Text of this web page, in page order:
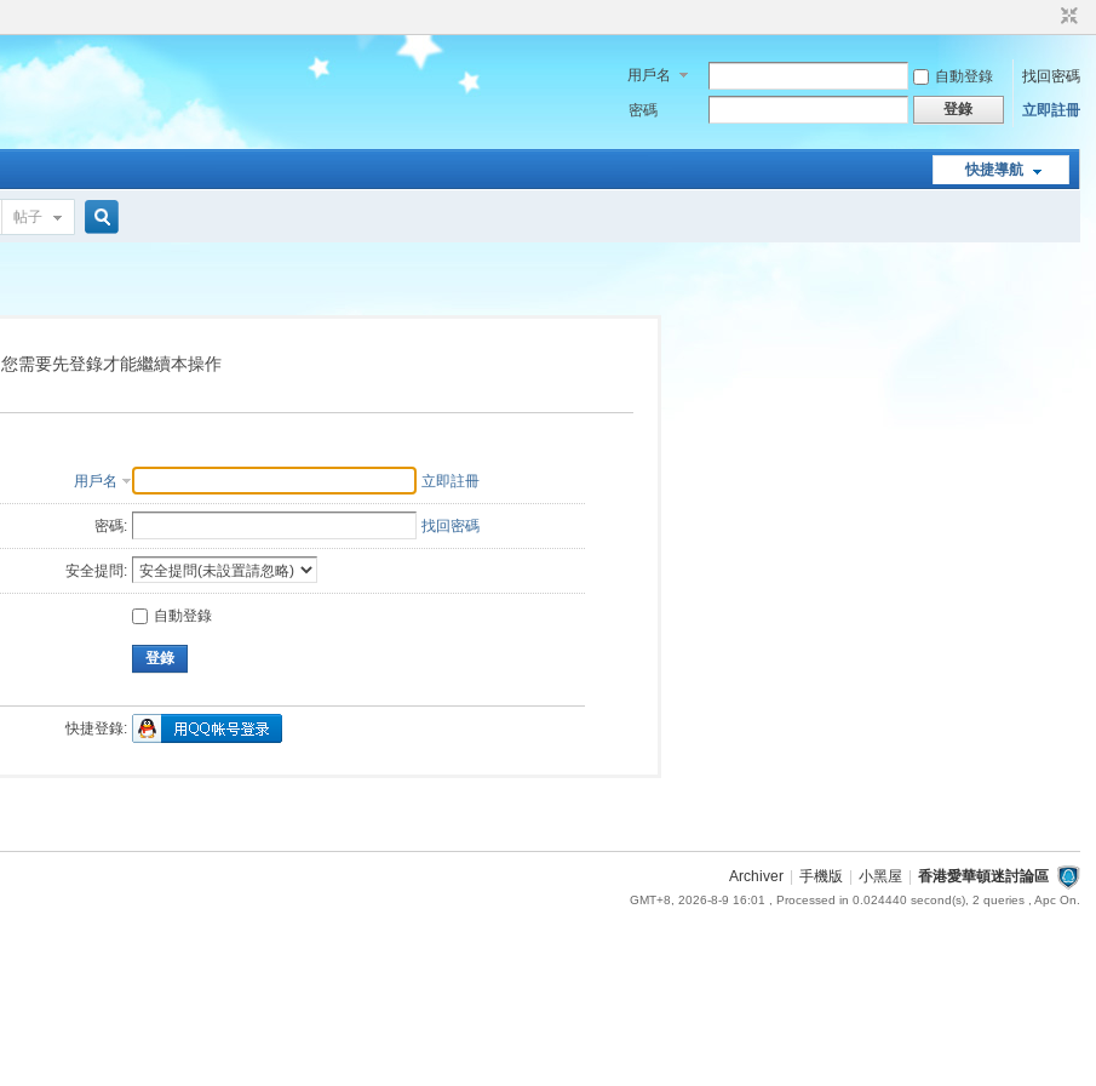
用戶名 自動登錄
找回密碼
密碼
登錄 立即註冊
快捷導航
帖子
索
您需要先登錄才能繼續本操作
用戶名 立即註冊
密碼: 找回密碼
安全提問:
自動登錄
登錄
快捷登錄:
Archiver 手機版 小黑屋 香港愛華頓迷討論區
GMT+8, 2026-8-9 16:01 , Processed in 0.024440 second(s), 2 queries , Apc On.